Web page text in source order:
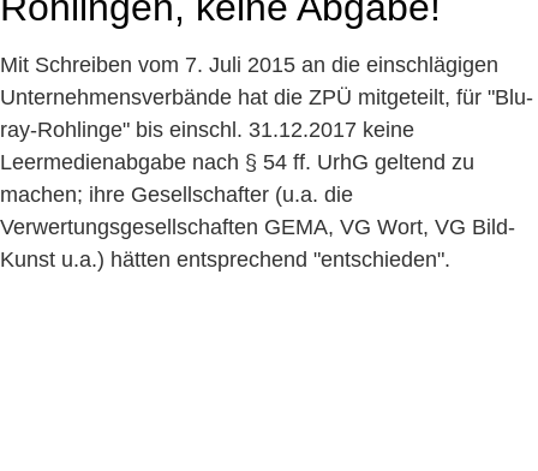
Mit Schreiben vom 7. Juli 2015 an die einschlägigen
Unternehmensverbände hat die ZPÜ mitgeteilt, für "Blu-
ray-Rohlinge" bis einschl. 31.12.2017 keine
Leermedienabgabe nach § 54 ff. UrhG geltend zu
machen; ihre Gesellschafter (u.a. die
Verwertungsgesellschaften GEMA, VG Wort, VG Bild-
Kunst u.a.) hätten entsprechend "entschieden".